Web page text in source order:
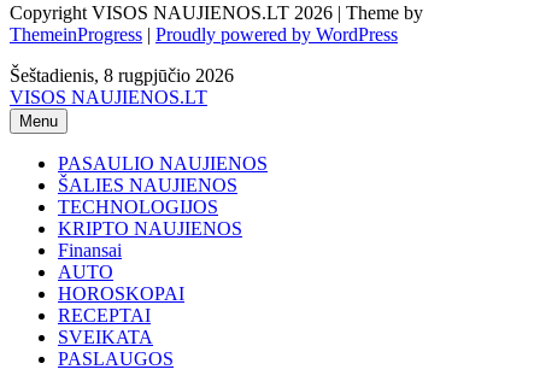
Copyright VISOS NAUJIENOS.LT 2026 | Theme by
ThemeinProgress | Proudly powered by WordPress
Šeštadienis, 8 rugpjūčio 2026
VISOS NAUJIENOS.LT
Menu
PASAULIO NAUJIENOS
ŠALIES NAUJIENOS
TECHNOLOGIJOS
KRIPTO NAUJIENOS
Finansai
AUTO
HOROSKOPAI
RECEPTAI
SVEIKATA
PASLAUGOS